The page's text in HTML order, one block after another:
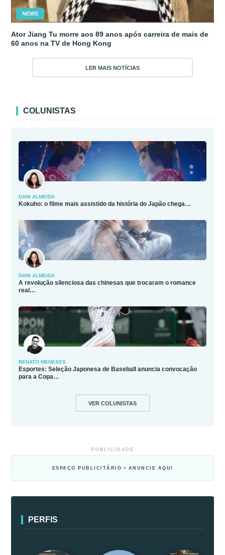
NEWS
Ator Jiang Tu morre aos 89 anos após carreira de mais de
60 anos na TV de Hong Kong
LER MAIS NOTÍCIAS
COLUNISTAS
DANI ALMEIDA
Kokuho: o filme mais assistido da história do Japão chega…
DANI ALMEIDA
A revolução silenciosa das chinesas que trocaram o romance
real…
RENATO MENESES
Esportes: Seleção Japonesa de Baseball anuncia convocação
para a Copa…
VER COLUNISTAS
PUBLICIDADE
ESPAÇO PUBLICITÁRIO • ANUNCIE AQUI
PERFIS